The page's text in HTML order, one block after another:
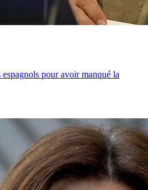
pour avoir manqué la